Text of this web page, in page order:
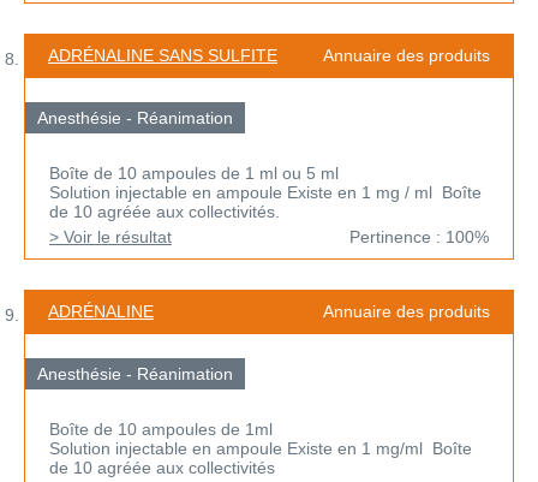
ADRÉNALINE SANS SULFITE Annuaire des produits
Anesthésie - Réanimation
Boîte de 10 ampoules de 1 ml ou 5 ml
Solution injectable en ampoule Existe en 1 mg / ml Boîte
de 10 agréée aux collectivités.
> Voir le résultat
Pertinence : 100%
ADRÉNALINE Annuaire des produits
Anesthésie - Réanimation
Boîte de 10 ampoules de 1ml
Solution injectable en ampoule Existe en 1 mg/ml Boîte
de 10 agréée aux collectivités